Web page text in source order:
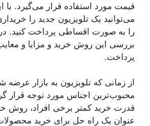
قیمت مورد استفاده قرار می‌گیرد.
می‌توانید یک تلویزیون جدید را
را به صورت اقساطی پرداخت کنید. در
بررسی این روش خرید و مزایا و
پرداخت.
از زمانی که تلویزیون به بازار عرضه
محبوب‌ترین اجناس مورد توجه قرار
قدرت خرید کمتر برخی افراد، روش
عنوان یک راه حل برای خرید